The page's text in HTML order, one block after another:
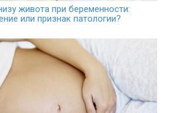
живота при беременности:
или признак патологии?